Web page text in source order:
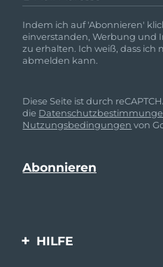
Indem ich auf 'Abonnieren'
einverstanden, Werbung und
zu erhalten. Ich weiß, dass ich
abmelden kann.
Diese Seite ist durch
die
Nutzungsbedingungen von
HILFE